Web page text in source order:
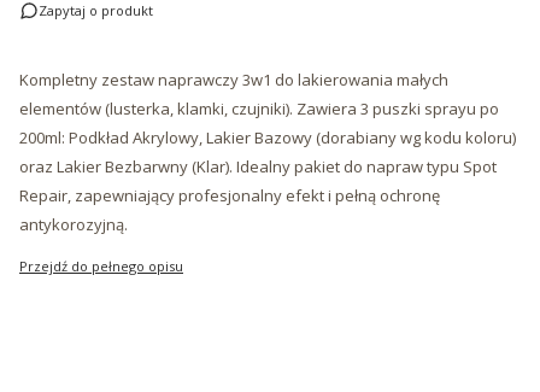
Zapytaj o produkt
Kompletny zestaw naprawczy 3w1 do lakierowania małych
elementów (lusterka, klamki, czujniki). Zawiera 3 puszki sprayu po
200ml: Podkład Akrylowy, Lakier Bazowy (dorabiany wg kodu koloru)
oraz Lakier Bezbarwny (Klar). Idealny pakiet do napraw typu Spot
Repair, zapewniający profesjonalny efekt i pełną ochronę
antykorozyjną.
Przejdź do pełnego opisu